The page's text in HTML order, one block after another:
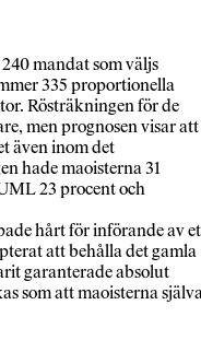
mandat som väljs
335 proportionella
Rösträkningen för de
men prognosen visar att
även inom det
hade maoisterna 31
23 procent och
hårt för införande av
att behålla det gamla
garanterade absolut
som att maoisterna